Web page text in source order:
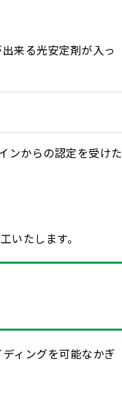
来る光安定剤が入っ
ンからの認定を受けた
いたします。
ィングを可能なかぎ